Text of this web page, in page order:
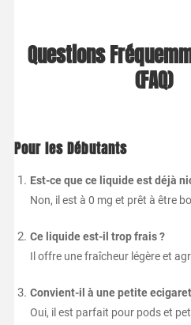
Questions
(FAQ)
Pour les Débutants
Est-ce que ce liquide est déjà
Non, il est à 0 mg et prêt à être
Ce liquide est-il trop frais ?
Il offre une fraîcheur légère et
Convient-il à une petite
Oui, il est parfait pour pods et